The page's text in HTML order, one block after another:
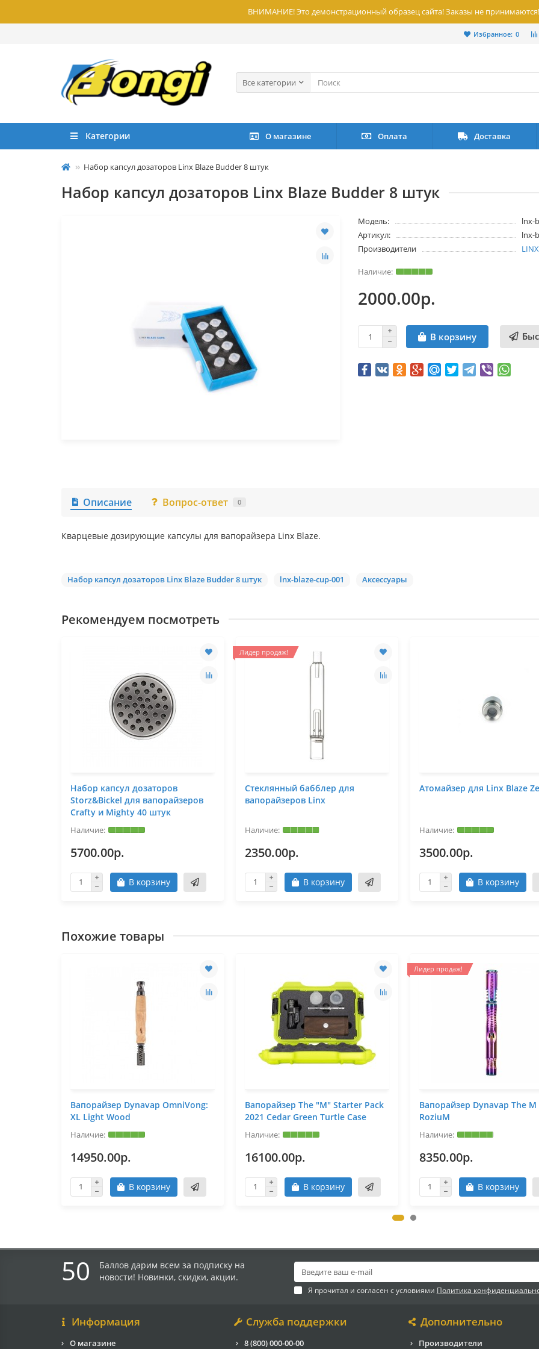
ВНИМАНИЕ! Это демонстрационный образец сайта! Заказы не принимаются!
Избранное: 0
Все категории
Категории О магазине Оплата Доставка
Набор капсул дозаторов Linx Blaze Budder 8 штук
Набор капсул дозаторов Linx Blaze Budder 8 штук
Модель:
lnx-
Артикул:
lnx-
Производители
LINX
2000.00р.
В корзину
Описание Вопрос-ответ 0
Кварцевые дозирующие капсулы для вапорайзера Linx Blaze.
Набор капсул дозаторов Linx Blaze Budder 8 штук lnx-blaze-cup-001 Аксессуары
Рекомендуем посмотреть
Набор капсул дозаторов
Storz&Bickel для вапорайзеров
Crafty и Mighty 40 штук
5700.00р.
В корзину
Лидер продаж!
Стеклянный бабблер для
вапорайзеров Linx
2350.00р.
В корзину
Атомайзер для Linx Blaze
3500.00р.
В корзину
Похожие товары
Вапорайзер Dynavap OmniVong:
XL Light Wood
14950.00р.
В корзину
Вапорайзер The "M" Starter Pack
2021 Cedar Green Turtle Case
16100.00р.
В корзину
Лидер продаж!
Вапорайзер Dynavap The M
RoziuM
8350.00р.
В корзину
50
Баллов дарим всем за подписку на
новости! Новинки, скидки, акции.
Я прочитал и согласен с условиями Политика
Информация
О магазине
Служба поддержки
8 (800) 000-00-00
Дополнительно
Производители